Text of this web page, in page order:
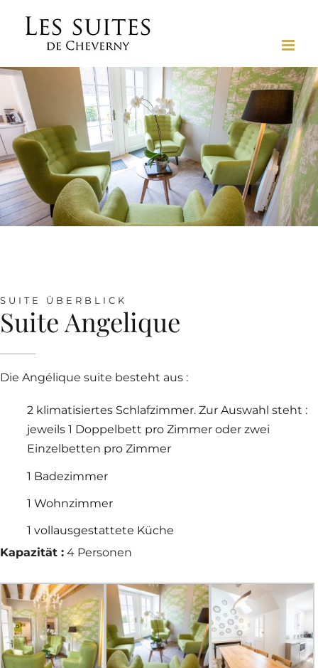
SUITE ÜBERBLICK
Suite Angelique
Die Angélique suite besteht aus :
2 klimatisiertes Schlafzimmer. Zur Auswahl steht :
jeweils 1 Doppelbett pro Zimmer oder zwei
Einzelbetten pro Zimmer
1 Badezimmer
1 Wohnzimmer
1 vollausgestattete Küche
Kapazität : 4 Personen